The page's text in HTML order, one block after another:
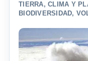
TIERRA,CLIMA Y
BIODIVERSIDAD,